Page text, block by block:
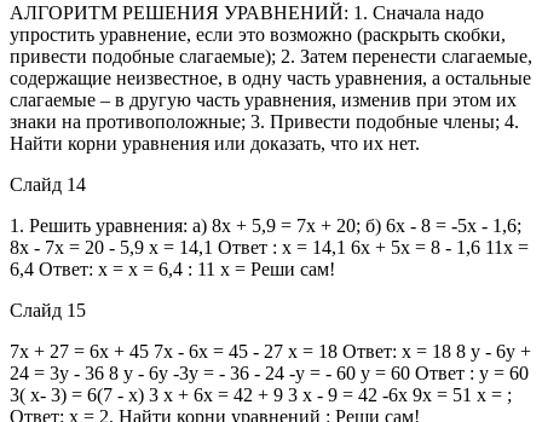
АЛГОРИТМ РЕШЕНИЯ УРАВНЕНИЙ: 1. Сначала надо
упростить уравнение, если это возможно (раскрыть скобки,
привести подобные слагаемые); 2. Затем перенести слагаемые,
содержащие неизвестное, в одну часть уравнения, а остальные
слагаемые – в другую часть уравнения, изменив при этом их
знаки на противоположные; 3. Привести подобные члены; 4.
Найти корни уравнения или доказать, что их нет.
Слайд 14
1. Решить уравнения: а) 8х + 5,9 = 7х + 20; б) 6х - 8 = -5х - 1,6;
8x - 7x = 20 - 5,9 x = 14,1 Ответ : x = 14,1 6x + 5x = 8 - 1,6 11x =
6,4 Ответ: x = x = 6,4 : 11 x = Реши сам!
Слайд 15
7x + 27 = 6x + 45 7x - 6x = 45 - 27 x = 18 Ответ: x = 18 8 y - 6y +
24 = 3y - 36 8 y - 6y -3y = - 36 - 24 -y = - 60 y = 60 Ответ : y = 60
3( x- 3) = 6(7 - x) 3 x + 6x = 42 + 9 3 x - 9 = 42 -6x 9x = 51 x = ;
Ответ: x = 2. Найти корни уравнений : Реши сам!